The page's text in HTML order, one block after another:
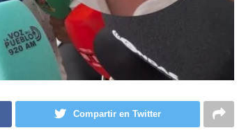
Compartir en Twitter